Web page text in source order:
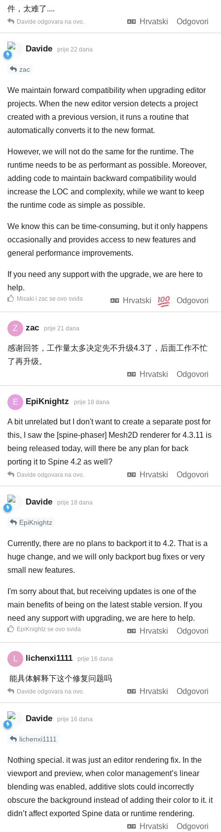
件，太难了....
Hrvatski
Odgovori
Davide odgovara na ovo.
Davide prije 22 dana
zac
We maintain forward compatibility when upgrading editor
projects. When the new editor version detects a project
created with a previous version, it runs a routine that
automatically converts it to the new format.
However, we will not do the same for the runtime. The
runtime needs to be as performant as possible. Moreover,
adding code to maintain backward compatibility would
increase the LOC and complexity, while we want to keep
the runtime code as simple as possible.
We know this can be time-consuming, but it only happens
occasionally and provides access to new features and
general performance improvements.
If you need any support with the upgrade, we are here to
help.
Hrvatski
Odgovori
Misaki i zac se ovo sviđa
Z zac prije 21 dana
感谢回答，工作量太多决定先不升级4.3了，后面工作不忙
了再升级。
Hrvatski
Odgovori
E EpiKnightz prije 18 dana
A bit unrelated but I don't want to create a separate post for
this, I saw the [spine-phaser] Mesh2D renderer for 4.3.11 is
being released today, will there be any plan for back
porting it to Spine 4.2 as well?
Hrvatski
Odgovori
Davide odgovara na ovo.
Davide prije 18 dana
EpiKnightz
Currently, there are no plans to backport it to 4.2. That is a
huge change, and we will only backport bug fixes or very
small new features.
I'm sorry about that, but receiving updates is one of the
main benefits of being on the latest stable version. If you
need any support with upgrading, we are here to help.
Hrvatski
Odgovori
EpiKnightz se ovo sviđa
lichenxi1111 prije 16 dana
能具体解释下这个修复问题吗
Hrvatski
Odgovori
Davide odgovara na ovo.
Davide prije 16 dana
lichenxi1111
Nothing special. it was just an editor rendering fix. In the
viewport and preview, when color management’s linear
blending was enabled, additive slots could incorrectly
obscure the background instead of adding their color to it. it
didn’t affect exported Spine data or runtime rendering.
Hrvatski
Odgovori